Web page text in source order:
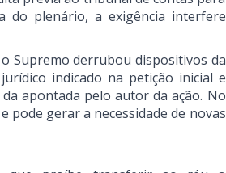
do plenário, a exigência interfere
Supremo derrubou dispositivos da
indicado na petição inicial e
apontada pelo autor da ação. No
pode gerar a necessidade de novas